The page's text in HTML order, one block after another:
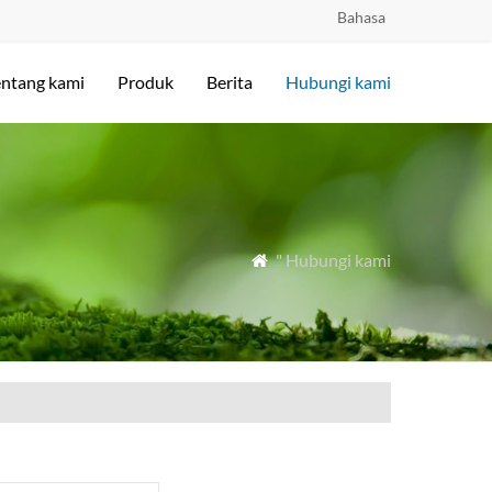
Bahasa
kami Produk Berita Hubungi kami
 " Hubungi kami